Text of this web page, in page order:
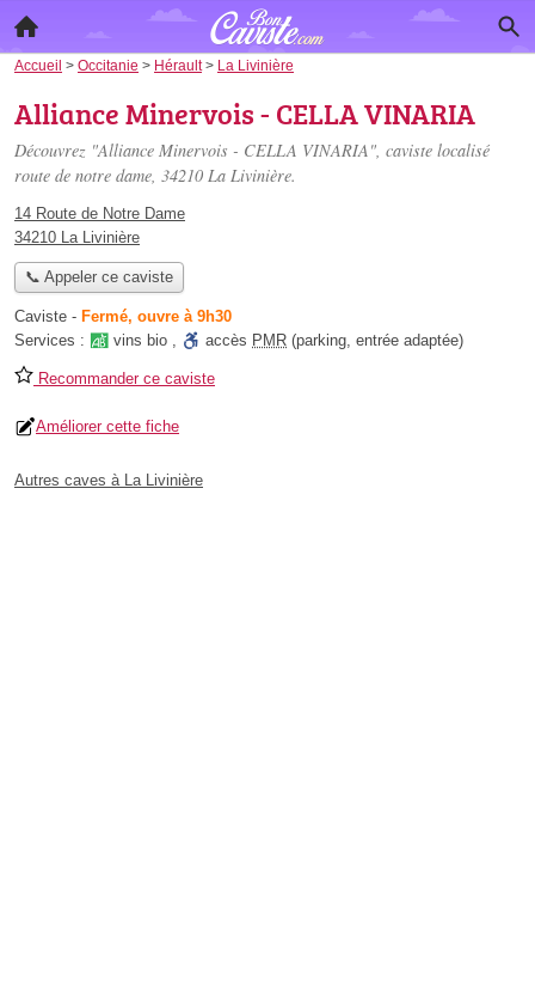
Accueil > Occitanie > Hérault> La Livinière
Alliance Minervois - CELLA VINARIA
Découvrez "Alliance Minervois - CELLA VINARIA", caviste localisé
route de notre dame, 34210 La Livinière.
14 Route de Notre Dame
34210 La Livinière
📞 Appeler ce caviste
Caviste - Fermé, ouvre à 9h30
Services :
vins bio , accès PMR (parking, entrée adaptée)
Recommander ce caviste
Améliorer cette fiche
Autres caves à La Livinière